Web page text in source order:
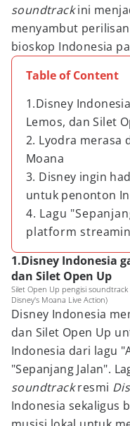
soundtrackini
menyambut perilisan
bioskop Indonesia
Table of Content
1.Disney
Lemos, dan Silet
2. Lyodra merasa
Moana
3. Disney ingin
untuk penonton
4. Lagu
platform
1.Disney Indonesia
dan Silet Open Up
Silet Open Up pengisi
Disney's Moana Live Action)
Disney Indonesia
dan Silet Open Up
Indonesia dari lagu
"Sepanjang Jalan".
soundtrackresmi
Indonesia sekaligus